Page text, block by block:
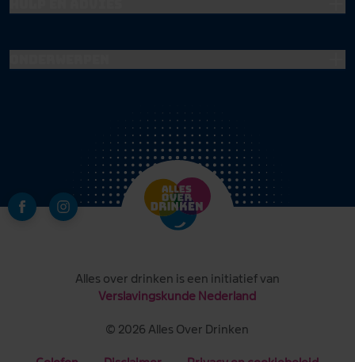
© 2026 Alles Over Drinken
Alles over drinken is een initiatief van
Verslavingskunde Nederland